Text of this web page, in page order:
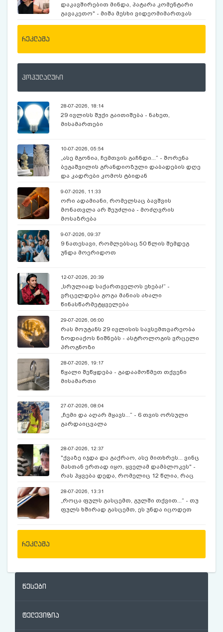
დაკავშირებით მინდა, პატარა კომენტარი
გავაკეთო" - მიშა მესხი ვიდეომიმართვას
რეკლამა
პოპულალური
28-07-2026, 18:14
29 ივლისს შუქი გაითიშება - ნახეთ,
მისამართები
10-07-2026, 05:54
„ასე მგონია, ჩემთვის გაჩნდი...“ - შორენა
ბეგაშვილის გრანდიოზული დაბადების დღე
და კადრები კომოს ტბიდან
9-07-2026, 11:33
ორი ადამიანი, რომელსაც ბავშვის
მონათვლა არ შეუძლია - მოძღვრის
მოსაზრება
9-07-2026, 09:37
9 ნათესავი, რომლებსაც 50 წლის შემდეგ
უნდა მოერიდოთ
12-07-2026, 20:39
„სრულიად საქართველოს ეხება!“ -
ვრცელდება გოგა მანიას ახალი
წინასწარმეტყველება
29-07-2026, 06:00
რას მოუტანს 29 ივლისის სავსემთვარეობა
ზოდიაქოს ნიშნებს - ასტროლოგის ვრცელი
პროგნოზი
28-07-2026, 19:17
წყალი შეწყდება - გადაამოწმეთ თქვენი
მისამართი
27-07-2026, 08:04
„ჩემი და აღარ მყავს...“ - 6 თვის ორსული
გარდაიცვალა
28-07-2026, 12:37
"ქვაზე იჯდა და გაქრაო, ასე მითხრეს... ვინც
მასთან ერთად იყო, ყველამ დამბლოკეს" -
რას ჰყვება დედა, რომელიც 12 წლია, რაც
შვილს ეძებს
28-07-2026, 13:31
„როცა ფულს გასცემთ, გულში თქვით...“ - თუ
ფულს ხშირად გასცემთ, ეს უნდა იცოდეთ
რეკლამა
წესები
ტელევიზია